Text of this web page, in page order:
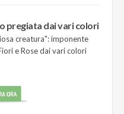
pregiata dai vari colori
creatura": imponente
e Rose dai vari colori